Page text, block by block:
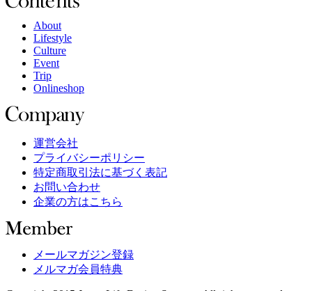
About
Lifestyle
Culture
Event
Trip
Onlineshop
運営会社
プライバシーポリシー
特定商取引法に基づく表記
お問い合わせ
企業の方はこちら
メールマガジン登録
メルマガ会員特典